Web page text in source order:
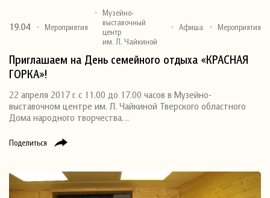
Поделиться
19.04 Мероприятия
Музейно-
выставочный
центр
им. Л. Чайкиной
Афиша Мероприятия
Приглашаем на День семейного отдыха «КРАСНАЯ
ГОРКА»!
22 апреля 2017 г. с 11.00 до 17.00 часов в Музейно-
выставочном центре им. Л. Чайкиной Тверского областного
Дома народного творчества…